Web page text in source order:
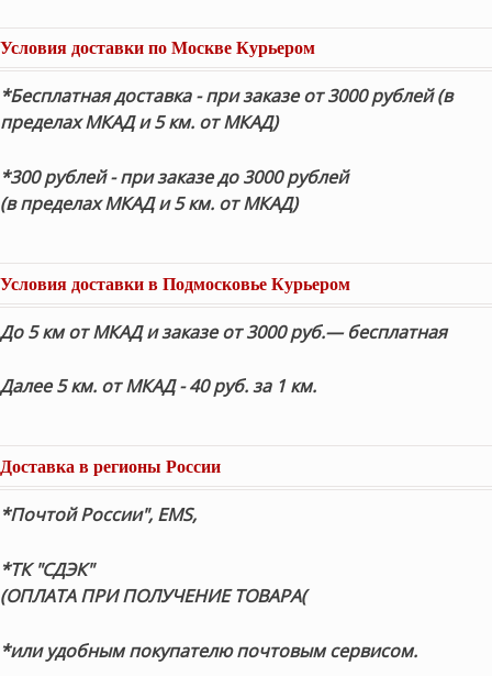
Условия доставки по Москве Курьером
*Бесплатная доставка - при заказе от 3000 рублей (в
пределах МКАД и 5 км. от МКАД)
*300 рублей - при заказе до 3000 рублей
(в пределах МКАД и 5 км. от МКАД)
Условия доставки в Подмосковье Курьером
До 5 км от МКАД и заказе от 3000 руб.— бесплатная
Далее 5 км. от МКАД - 40 руб. за 1 км.
Доставка в регионы России
*Почтой России", EMS,
*ТК "СДЭК"
(ОПЛАТА ПРИ ПОЛУЧЕНИЕ ТОВАРА(
*или удобным покупателю почтовым сервисом.